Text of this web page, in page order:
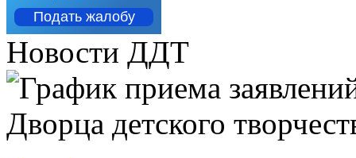
Подать жалобу
Новости ДДТ